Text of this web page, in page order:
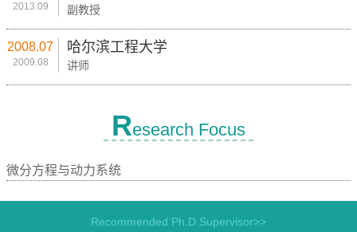
2013.09 副教授
2008.07
2009.08
哈尔滨工程大学
讲师
Research Focus
微分方程与动力系统
Recommended Ph.D.Supervisor>>